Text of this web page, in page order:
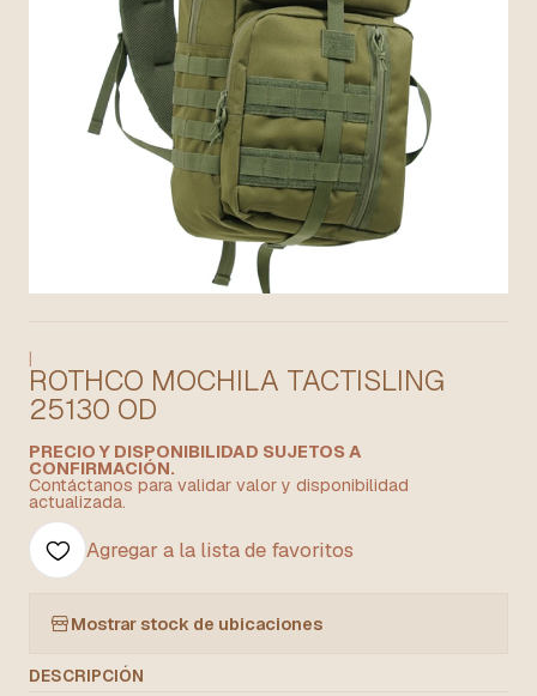
|
ROTHCO MOCHILA TACTISLING
25130 OD
PRECIO Y DISPONIBILIDAD SUJETOS A
CONFIRMACIÓN.
Contáctanos para validar valor y disponibilidad
actualizada.
Agregar a la lista de favoritos
Mostrar stock de ubicaciones
DESCRIPCIÓN